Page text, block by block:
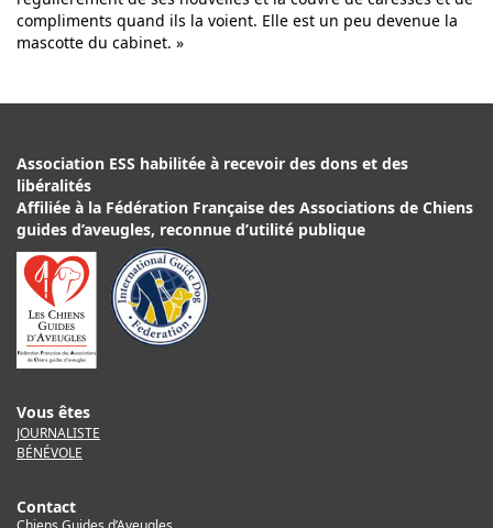
compliments quand ils la voient. Elle est un peu devenue la
mascotte du cabinet. »
Association ESS habilitée à recevoir des dons et des
libéralités
Affiliée à la Fédération Française des Associations de Chiens
guides d’aveugles, reconnue d’utilité publique
Vous êtes
JOURNALISTE
BÉNÉVOLE
Contact